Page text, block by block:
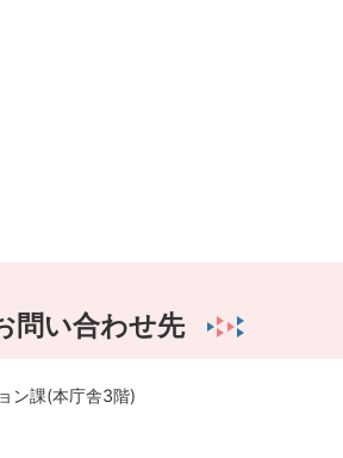
問い合わせ先
ン課(本庁舎3階)